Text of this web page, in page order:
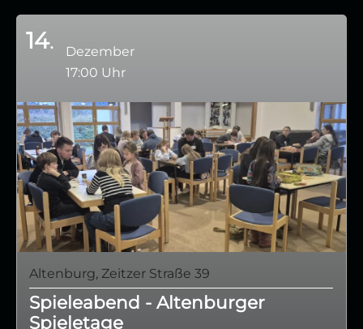
14
Dezember
17:00 Uhr
Altenburg, Zeitzer Straße 39
Spieleabend - Altenburger
Spieletage